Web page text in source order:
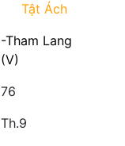
Tật Ách
-Tham Lang
(V)
76
Th.9